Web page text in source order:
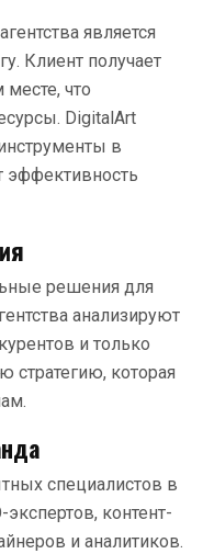
является
Клиент получает
что
DigitalArt
в
эффективность
решения для
анализируют
и только
стратегию, которая
специалистов в
экспертов, контент-
и аналитиков.